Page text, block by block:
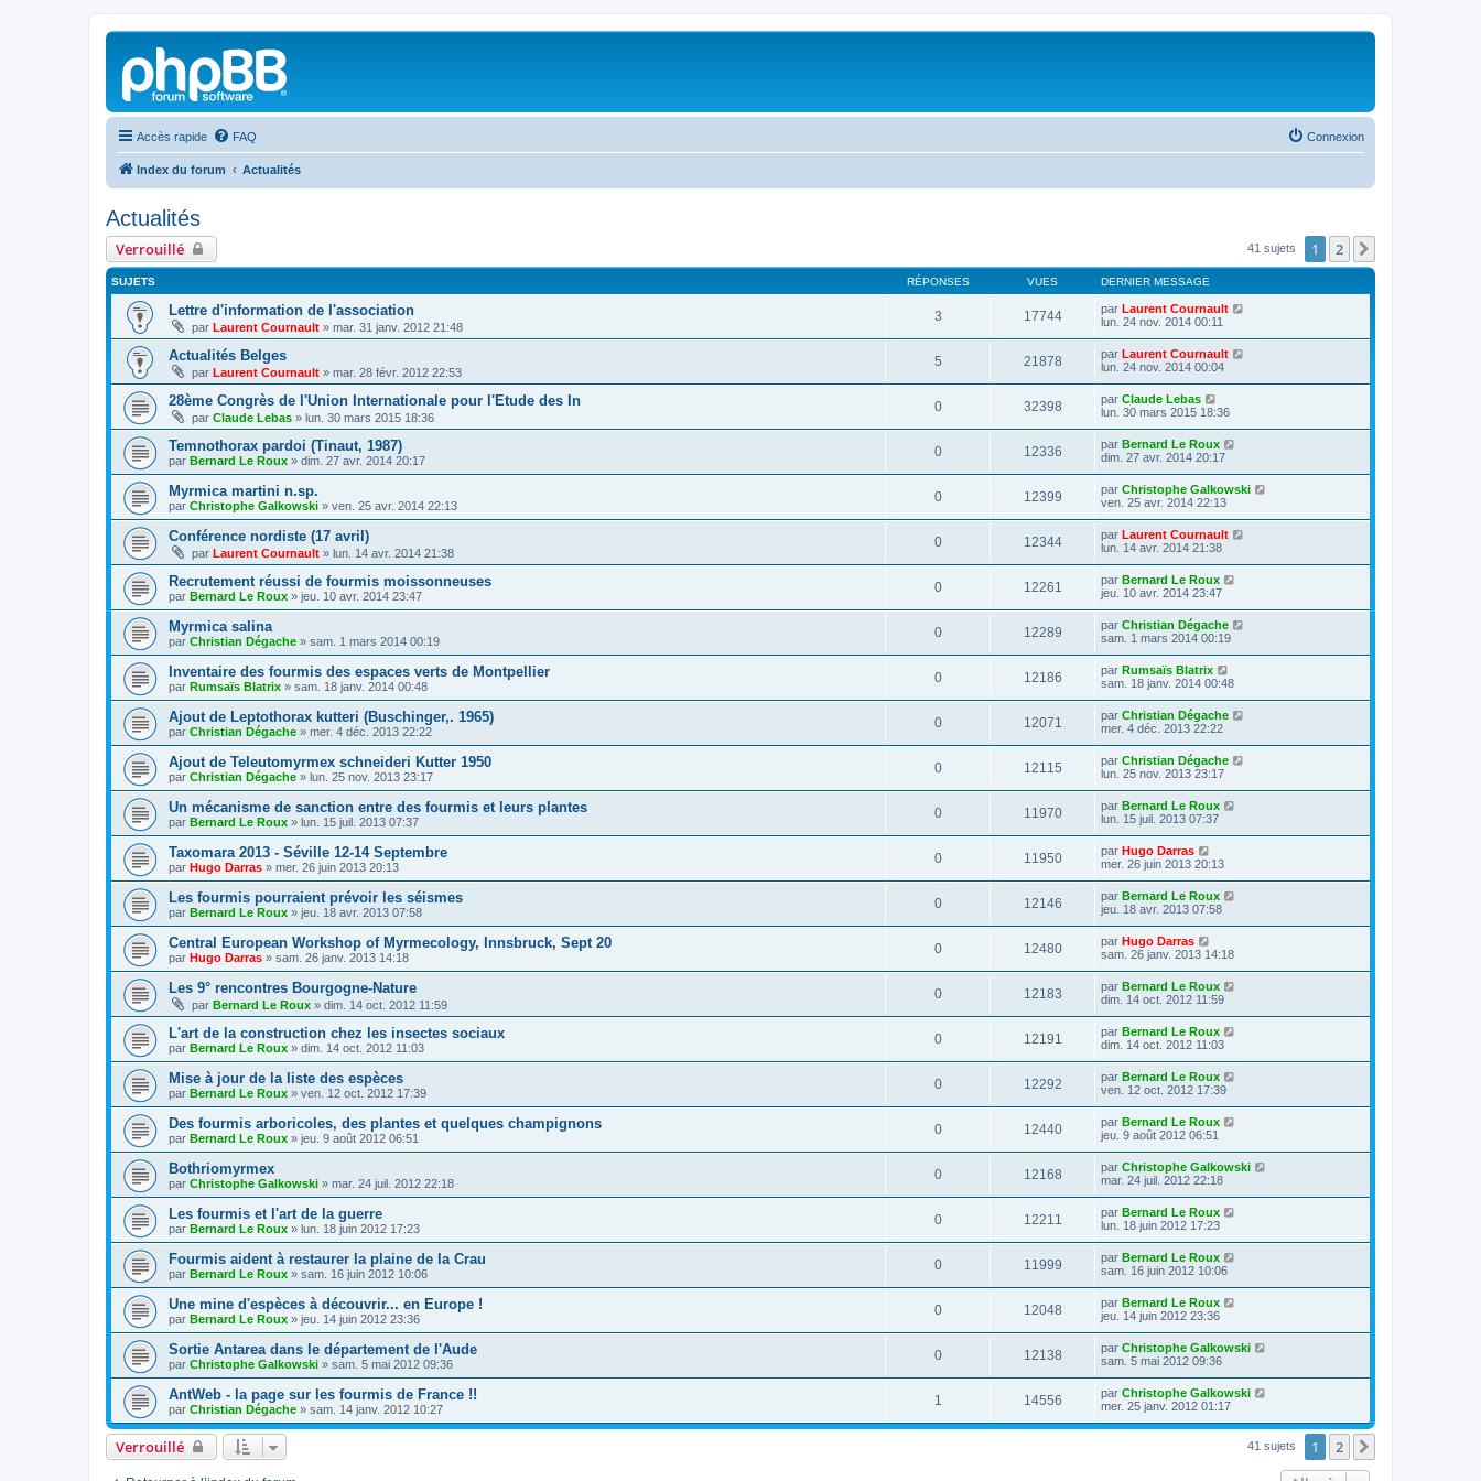
Accès rapide FAQ Connexion
Index du forum Actualités
Actualités
Verrouillé 41 sujets 1 2
SUJETS RÉPONSES VUES DERNIER MESSAGE
Lettre d'information de l'association
par Laurent Cournault » mar. 31 janv. 2012 21:48
3 17744 par Laurent Cournault
lun. 24 nov. 2014 00:11
Actualités Belges
par Laurent Cournault » mar. 28 févr. 2012 22:53
5 21878 par Laurent Cournault
lun. 24 nov. 2014 00:04
28ème Congrès de l'Union Internationale pour l'Etude des In
par Claude Lebas » lun. 30 mars 2015 18:36
0 32398 par Claude Lebas
lun. 30 mars 2015 18:36
Temnothorax pardoi (Tinaut, 1987)
par Bernard Le Roux » dim. 27 avr. 2014 20:17
0 12336 par Bernard Le Roux
dim. 27 avr. 2014 20:17
Myrmica martini n.sp.
par Christophe Galkowski » ven. 25 avr. 2014 22:13
0 12399 par Christophe Galkowski
ven. 25 avr. 2014 22:13
Conférence nordiste (17 avril)
par Laurent Cournault » lun. 14 avr. 2014 21:38
0 12344 par Laurent Cournault
lun. 14 avr. 2014 21:38
Recrutement réussi de fourmis moissonneuses
par Bernard Le Roux » jeu. 10 avr. 2014 23:47
0 12261 par Bernard Le Roux
jeu. 10 avr. 2014 23:47
Myrmica salina
par Christian Dégache » sam. 1 mars 2014 00:19
0 12289 par Christian Dégache
sam. 1 mars 2014 00:19
Inventaire des fourmis des espaces verts de Montpellier
par Rumsaïs Blatrix » sam. 18 janv. 2014 00:48
0 12186 par Rumsaïs Blatrix
sam. 18 janv. 2014 00:48
Ajout de Leptothorax kutteri (Buschinger,. 1965)
par Christian Dégache » mer. 4 déc. 2013 22:22
0 12071 par Christian Dégache
mer. 4 déc. 2013 22:22
Ajout de Teleutomyrmex schneideri Kutter 1950
par Christian Dégache » lun. 25 nov. 2013 23:17
0 12115 par Christian Dégache
lun. 25 nov. 2013 23:17
Un mécanisme de sanction entre des fourmis et leurs plantes
par Bernard Le Roux » lun. 15 juil. 2013 07:37
0 11970 par Bernard Le Roux
lun. 15 juil. 2013 07:37
Taxomara 2013 - Séville 12-14 Septembre
par Hugo Darras » mer. 26 juin 2013 20:13
0 11950 par Hugo Darras
mer. 26 juin 2013 20:13
Les fourmis pourraient prévoir les séismes
par Bernard Le Roux » jeu. 18 avr. 2013 07:58
0 12146 par Bernard Le Roux
jeu. 18 avr. 2013 07:58
Central European Workshop of Myrmecology, Innsbruck, Sept 20
par Hugo Darras » sam. 26 janv. 2013 14:18
0 12480 par Hugo Darras
sam. 26 janv. 2013 14:18
Les 9° rencontres Bourgogne-Nature
par Bernard Le Roux » dim. 14 oct. 2012 11:59
0 12183 par Bernard Le Roux
dim. 14 oct. 2012 11:59
L'art de la construction chez les insectes sociaux
par Bernard Le Roux » dim. 14 oct. 2012 11:03
0 12191 par Bernard Le Roux
dim. 14 oct. 2012 11:03
Mise à jour de la liste des espèces
par Bernard Le Roux » ven. 12 oct. 2012 17:39
0 12292 par Bernard Le Roux
ven. 12 oct. 2012 17:39
Des fourmis arboricoles, des plantes et quelques champignons
par Bernard Le Roux » jeu. 9 août 2012 06:51
0 12440 par Bernard Le Roux
jeu. 9 août 2012 06:51
Bothriomyrmex
par Christophe Galkowski » mar. 24 juil. 2012 22:18
0 12168 par Christophe Galkowski
mar. 24 juil. 2012 22:18
Les fourmis et l'art de la guerre
par Bernard Le Roux » lun. 18 juin 2012 17:23
0 12211 par Bernard Le Roux
lun. 18 juin 2012 17:23
Fourmis aident à restaurer la plaine de la Crau
par Bernard Le Roux » sam. 16 juin 2012 10:06
0 11999 par Bernard Le Roux
sam. 16 juin 2012 10:06
Une mine d'espèces à découvrir... en Europe !
par Bernard Le Roux » jeu. 14 juin 2012 23:36
0 12048 par Bernard Le Roux
jeu. 14 juin 2012 23:36
Sortie Antarea dans le département de l'Aude
par Christophe Galkowski » sam. 5 mai 2012 09:36
0 12138 par Christophe Galkowski
sam. 5 mai 2012 09:36
AntWeb - la page sur les fourmis de France !!
par Christian Dégache » sam. 14 janv. 2012 10:27
1 14556 par Christophe Galkowski
mer. 25 janv. 2012 01:17
Verrouillé 41 sujets 1 2